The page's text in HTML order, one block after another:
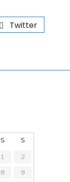
Twitter
S
S
1
2
8 9